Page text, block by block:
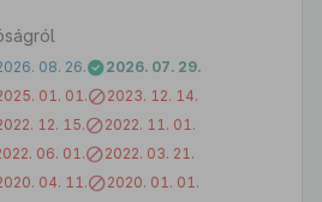
08. 26.
2026. 07. 29.
01. 01.
2023. 12. 14.
12. 15.
2022. 11. 01.
06. 01.
2022. 03. 21.
04. 11.
2020. 01. 01.